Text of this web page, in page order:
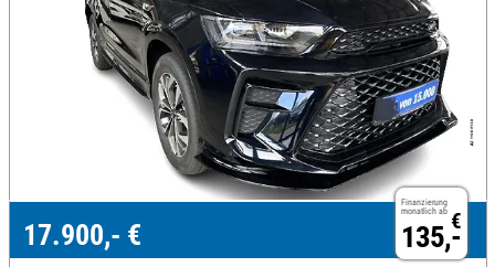
Finanzierung
monatlich ab €
135,-
17.900,- €